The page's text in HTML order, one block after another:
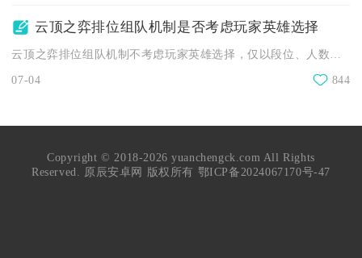
云顶之弈排位组队机制是否考虑玩家英雄选择
07-04 844
Copyright © 2018-2026 yuanchengck.com All Rights
Reserved. 原辰安卓网 版权所有 鄂ICP备2024067170号-47